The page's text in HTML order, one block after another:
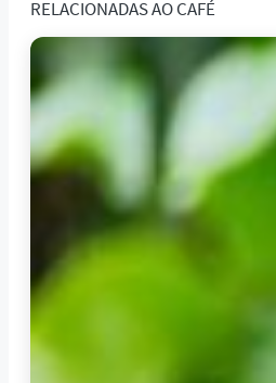
RELACIONADAS AOCAFÉ